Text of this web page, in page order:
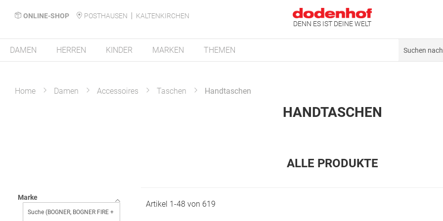
ONLINE-SHOP POSTHAUSEN
KALTENKIRCHEN
DENN ES IST DEINE WELT
DAMEN HERREN KINDER MARKEN THEMEN
Home Damen Accessoires Taschen Handtaschen
HANDTASCHEN
ALLE PRODUKTE
Marke
Artikel 1-48 von 619